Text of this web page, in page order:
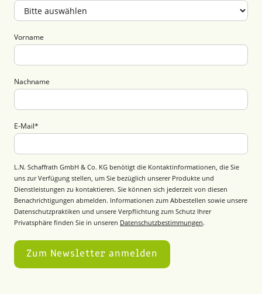
Vorname
Nachname
E-Mail*
L.N. Schaffrath GmbH & Co. KG benötigt die Kontaktinformationen, die Sie
uns zur Verfügung stellen, um Sie bezüglich unserer Produkte und
Dienstleistungen zu kontaktieren. Sie können sich jederzeit von diesen
Benachrichtigungen abmelden. Informationen zum Abbestellen sowie unsere
Datenschutzpraktiken und unsere Verpflichtung zum Schutz Ihrer
Privatsphäre finden Sie in unseren Datenschutzbestimmungen.